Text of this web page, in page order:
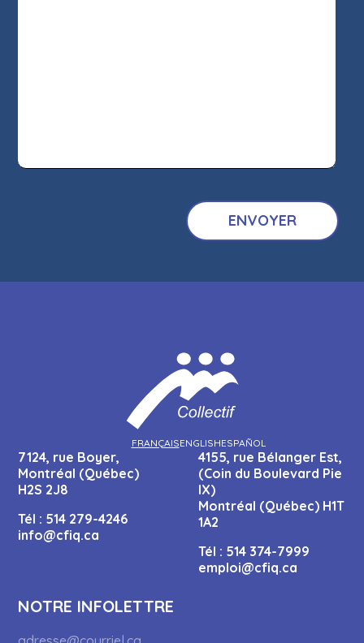
FRANÇAISENGLISHESPAÑOL
7124, rue Boyer,
Montréal (Québec)
H2S 2J8
Tél : 514 279-4246
info@cfiq.ca
4155, rue Bélanger Est,
(Coin du Boulevard Pie
IX)
Montréal (Québec) H1T
1A2
Tél : 514 374-7999
emploi@cfiq.ca
NOTRE INFOLETTRE